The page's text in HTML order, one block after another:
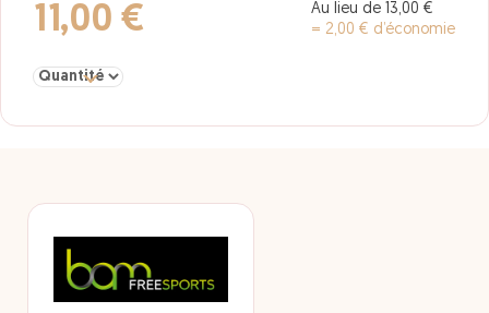
11,00 €
Au lieu de 13,00 €
= 2,00 € d’économie
Sélectionner la quantité pour Entrée 1h30 "Freestyle" dès 8 ans